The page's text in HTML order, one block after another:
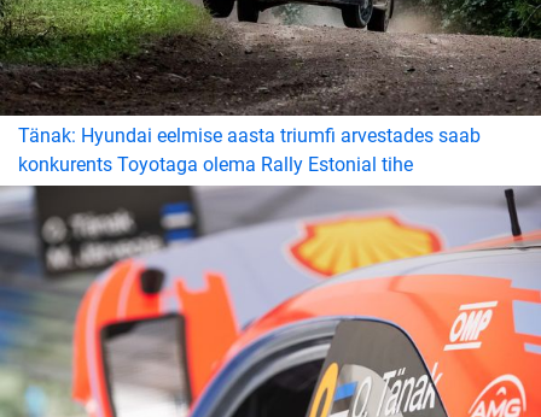
Tänak: Hyundai eelmise aasta triumfi arvestades saab
konkurents Toyotaga olema Rally Estonial tihe